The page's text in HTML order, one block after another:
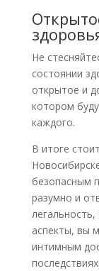
Не
состоянии
открытое и
котором
каждого.
В итоге
безопасным
разумно и
аспекты, вы
интимным